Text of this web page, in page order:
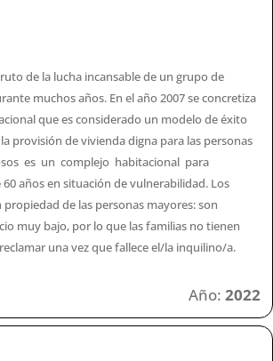
de la lucha incansable de un grupo de
muchos años. En el año 2007 se concretiza
que es considerado un modelo de éxito
provisión de vivienda digna para las personas
es un complejo habitacional para
años en situación de vulnerabilidad. Los
de las personas mayores: son
muy bajo, por lo que las familias no tienen
una vez que fallece el/la inquilino/a.
Año: 2022